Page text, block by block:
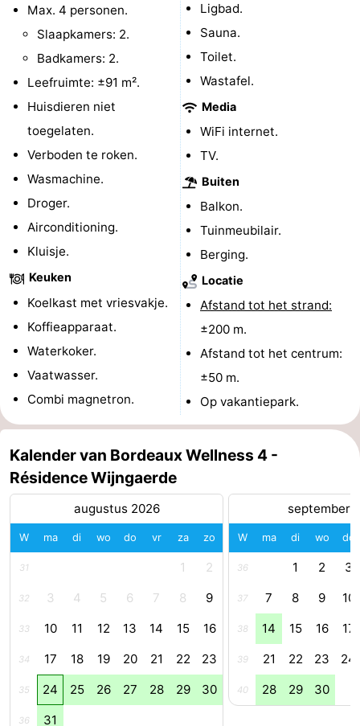
Binnenspeeltuinen
Bowlen
Minigolfbanen
Wellness
centra
Dorpen
&
Steden
Natuur
Rondleidingen
Sporten
-
Zwembaden
Fietsen
-
Wandelen
Paardrijden
-
Maneges
-
Golfbanen
Eten
en
drinken
Ringrijden
Mondriaan
Toorop
Praktisch
Forum
Max. 4 personen.
Slaapkamers: 2.
Badkamers: 2.
Leefruimte: ±91 m².
Huisdieren niet
toegelaten.
Verboden te roken.
Wasmachine.
Droger.
Airconditioning.
Kluisje.
Keuken
Koelkast met vriesvakje.
Koffieapparaat.
Waterkoker.
Vaatwasser.
Combi magnetron.
Ligbad.
Sauna.
Toilet.
Wastafel.
Media
WiFi internet.
TV.
Buiten
Balkon.
Tuinmeubilair.
Berging.
Locatie
Afstand tot het strand:
±200 m.
Afstand tot het centrum:
±50 m.
Op vakantiepark.
Kalender van Bordeaux Wellness 4 -
Résidence Wijngaerde
augustus 2026
W ma di wo do vr za zo
31 1 2
32 3 4 5 6 7 8 9
33 10 11 12 13 14 15 16
34 17 18 19 20 21 22 23
35 24 25 26 27 28 29 30
36 31
september
W ma di wo do
36 1 2 3
37 7 8 9 10
38 14 15 16 17
39 21 22 23 24
40 28 29 30